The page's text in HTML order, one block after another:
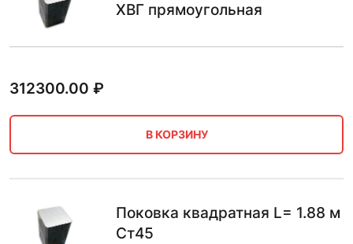
ХВГ прямоугольная
312300.00 ₽
В КОРЗИНУ
Поковка квадратная L= 1.88 м
Ст45